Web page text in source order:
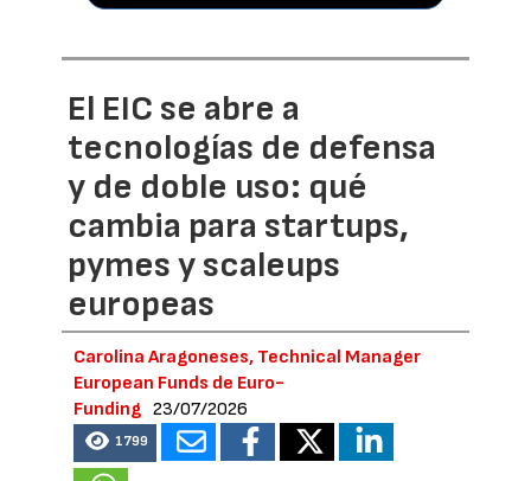
El EIC se abre a
tecnologías de defensa
y de doble uso: qué
cambia para startups,
pymes y scaleups
europeas
Carolina Aragoneses, Technical Manager
European Funds de Euro-
Funding 23/07/2026
1799